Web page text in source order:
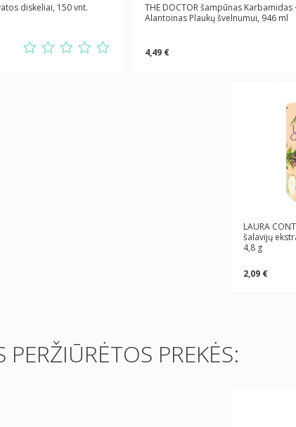
vatos diskeliai, 150 vnt.
THE DOCTOR šampūnas Karbamidas
Alantoinas Plaukų švelnumui, 946 ml
4,49 €
LAURA
šalavijų
4,8 g
2,09 €
PERŽIŪRĖTOS PREKĖS: